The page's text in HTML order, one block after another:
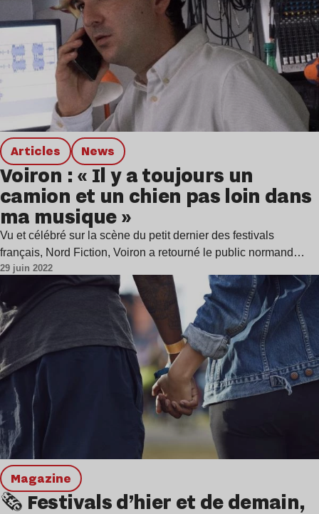
Articles news
Voiron : « Il y a toujours un
camion et un chien pas loin dans
ma musique »
Vu et célébré sur la scène du petit dernier des festivals
français, Nord Fiction, Voiron a retourné le public normand…
29 juin 2022
magazine
🗞 Festivals d’hier et de demain,